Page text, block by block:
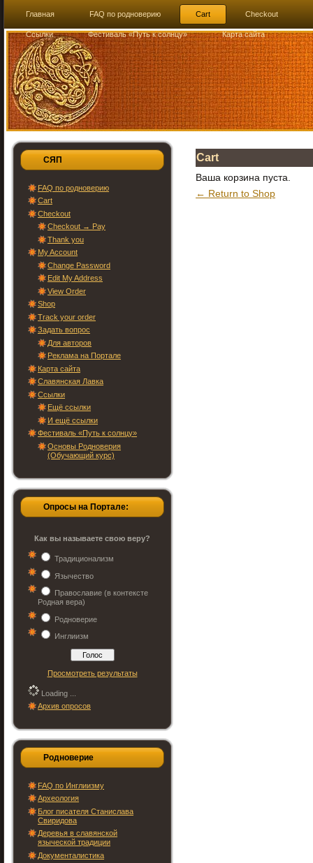
Главная FAQ по родноверию Cart Checkout
Ссылки Фестиваль «Путь к солнцу» Карта сайта
СЯП
FAQ по родноверию
Cart
Checkout
Checkout → Pay
Thank you
My Account
Change Password
Edit My Address
View Order
Shop
Track your order
Задать вопрос
Для авторов
Реклама на Портале
Карта сайта
Славянская Лавка
Ссылки
Ещё ссылки
И ещё ссылки
Фестиваль «Путь к солнцу»
Основы Родноверия
(Обучающий курс)
Опросы на Портале:
Как вы называете свою веру?
Традиционализм
Язычество
Православие (в контексте
Родная вера)
Родноверие
Инглиизм
Просмотреть результаты
Loading ...
Архив опросов
Родноверие
FAQ по Инглиизму
Археология
Блог писателя Станислава
Свиридова
Деревья в славянской
языческой традиции
Документалистика
Cart
Ваша корзина пуста.
← Return to Shop